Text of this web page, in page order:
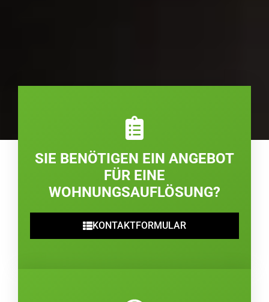
SIE BENÖTIGEN EIN ANGEBOT
FÜR EINE
WOHNUNGSAUFLÖSUNG?
KONTAKTFORMULAR